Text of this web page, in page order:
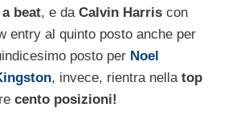
beat, e da Calvin Harris con
entry al quinto posto anche per
posto per Noel
, invece, rientra nella top
cento posizioni!